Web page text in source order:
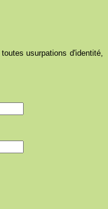
usurpations d'identité,